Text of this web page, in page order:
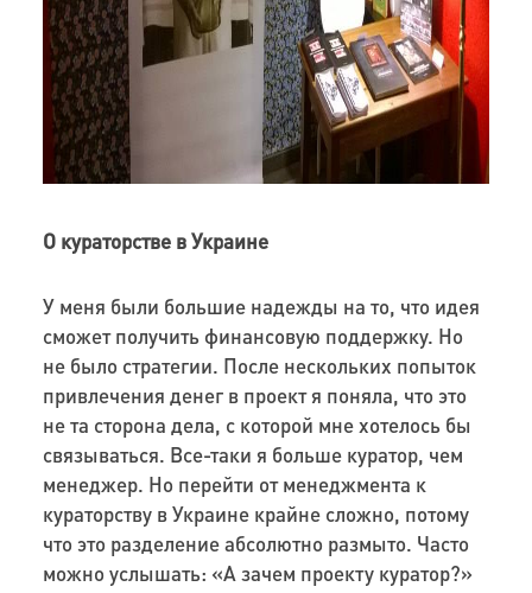
О кураторстве в Украине
У меня были большие надежды на то, что идея
сможет получить финансовую поддержку. Но
не было стратегии. После нескольких попыток
привлечения денег в проект я поняла, что это
не та сторона дела, с которой мне хотелось бы
связываться. Все-таки я больше куратор, чем
менеджер. Но перейти от менеджмента к
кураторству в Украине крайне сложно, потому
что это разделение абсолютно размыто. Часто
можно услышать: «А зачем проекту куратор?»